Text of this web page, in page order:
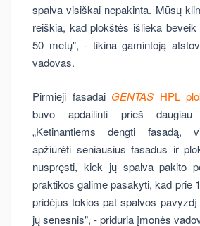
spalva visiškai nepakinta. Mūsų
reiškia, kad plokštės išlieka
50 metų", - tikina gamintoją
vadovas.
Pirmieji fasadai GENTAS HPL
buvo apdailinti prieš
„Ketinantiems dengti fasadą,
apžiūrėti seniausius fasadus ir
nuspręsti, kiek jų spalva pakito
praktikos galime pasakyti, kad prie
pridėjus tokios pat spalvos
jų senesnis", - priduria įmonės